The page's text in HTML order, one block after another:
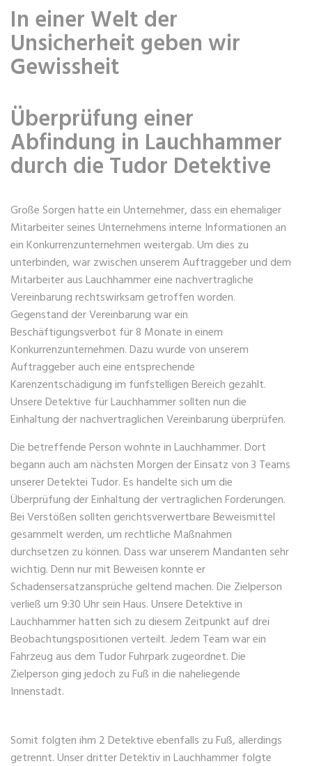
In einer Welt der
Unsicherheit geben wir
Gewissheit
Überprüfung einer
Abfindung in Lauchhammer
durch die Tudor Detektive
Große Sorgen hatte ein Unternehmer, dass ein ehemaliger
Mitarbeiter seines Unternehmens interne Informationen an
ein Konkurrenzunternehmen weitergab. Um dies zu
unterbinden, war zwischen unserem Auftraggeber und dem
Mitarbeiter aus Lauchhammer eine nachvertragliche
Vereinbarung rechtswirksam getroffen worden.
Gegenstand der Vereinbarung war ein
Beschäftigungsverbot für 8 Monate in einem
Konkurrenzunternehmen. Dazu wurde von unserem
Auftraggeber auch eine entsprechende
Karenzentschädigung im fünfstelligen Bereich gezahlt.
Unsere Detektive für Lauchhammer sollten nun die
Einhaltung der nachvertraglichen Vereinbarung überprüfen.
Die betreffende Person wohnte in Lauchhammer. Dort
begann auch am nächsten Morgen der Einsatz von 3 Teams
unserer Detektei Tudor. Es handelte sich um die
Überprüfung der Einhaltung der vertraglichen Forderungen.
Bei Verstößen sollten gerichtsverwertbare Beweismittel
gesammelt werden, um rechtliche Maßnahmen
durchsetzen zu können. Dass war unserem Mandanten sehr
wichtig. Denn nur mit Beweisen konnte er
Schadensersatzansprüche geltend machen. Die Zielperson
verließ um 9:30 Uhr sein Haus. Unsere Detektive in
Lauchhammer hatten sich zu diesem Zeitpunkt auf drei
Beobachtungspositionen verteilt. Jedem Team war ein
Fahrzeug aus dem Tudor Fuhrpark zugeordnet. Die
Zielperson ging jedoch zu Fuß in die naheliegende
Innenstadt.
Somit folgten ihm 2 Detektive ebenfalls zu Fuß, allerdings
getrennt. Unser dritter Detektiv in Lauchhammer folgte